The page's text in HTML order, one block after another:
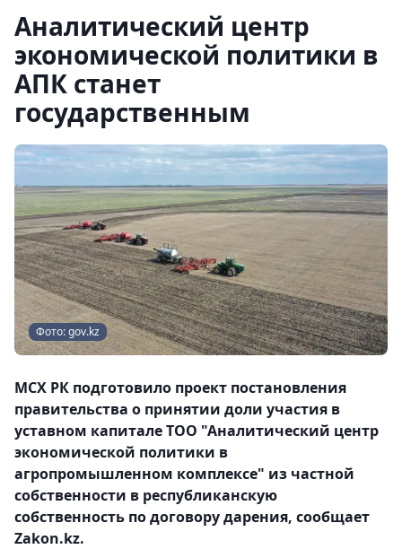
Аналитический центр
экономической политики в
АПК станет
государственным
Фото: gov.kz
МСХ РК подготовило проект постановления
правительства о принятии доли участия в
уставном капитале ТОО "Аналитический центр
экономической политики в
агропромышленном комплексе" из частной
собственности в республиканскую
собственность по договору дарения, сообщает
Zakon.kz.